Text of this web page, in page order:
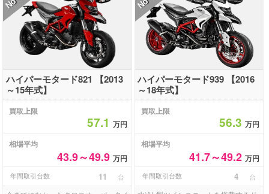
ハイパーモタード821 【2013
～15年式】
買取上限
57.1万円
相場平均
43.9～49.9万円
年間取引台数 11 台
ハイパーモタード939 【2016
～18年式】
買取上限
56.3 万円
相場平均
41.7～49.2 万円
年間取引台数 4 台